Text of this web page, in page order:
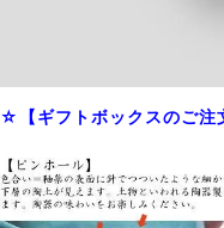
☆【ギフトボックスのご注